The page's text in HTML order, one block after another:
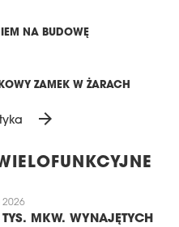
NA BUDOWĘ
ZAMEK W ŻARACH
arrow_forward
2026
MKW. WYNAJĘTYCH